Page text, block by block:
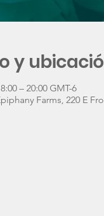
y
– 20:00 GMT-6
Farms, 220 E